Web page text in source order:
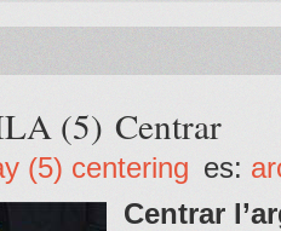
(5) Centrar
(5) centering es:
Centrar